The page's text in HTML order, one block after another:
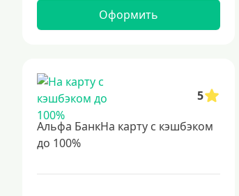
Оформить
5
Альфа БанкНа карту с кэшбэком
до 100%